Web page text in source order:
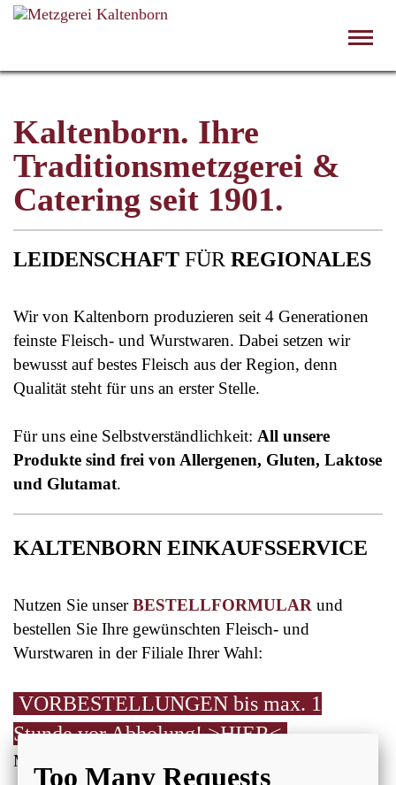
Kaltenborn. Ihre
Traditionsmetzgerei &
Catering seit 1901.
LEIDENSCHAFT FÜR REGIONALES
Wir von Kaltenborn produzieren seit 4 Generationen
feinste Fleisch- und Wurstwaren. Dabei setzen wir
bewusst auf bestes Fleisch aus der Region, denn
Qualität steht für uns an erster Stelle.
Für uns eine Selbstverständlichkeit: All unsere
Produkte sind frei von Allergenen, Gluten, Laktose
und Glutamat.
KALTENBORN EINKAUFSSERVICE
Nutzen Sie unserBESTELLFORMULAR und
bestellen Sie Ihre gewünschten Fleisch- und
Wurstwaren in der Filiale Ihrer Wahl:
VORBESTELLUNGEN bis max. 1
Stunde vor Abholung! >HIER<
Mo.-Fr. 6.00-17.00 Uhr & Sa. 6.30-13.00 Uhr